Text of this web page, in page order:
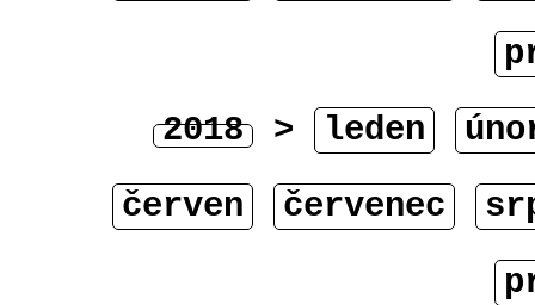
2018 > leden
červen
červenec